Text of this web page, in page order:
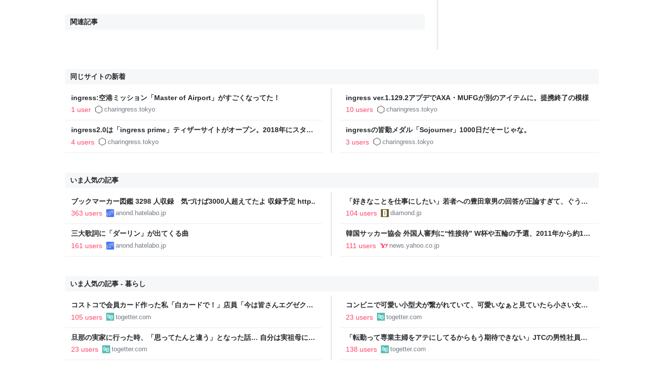
関連記事
同じサイトの新着
ingress:空港ミッション「Master of Airport」がすごくなってた！
1 user
charingress.tokyo
ingress ver.1.129.2アプデでAXA・MUFGが別のアイテムに。提携終了の模様
10 users
charingress.tokyo
ingress2.0は「ingress prime」ティザーサイトがオープン。2018年にスター
トか
4 users charingress.tokyo
ingressの皆勤メダル「Sojourner」1000日だそーじゃな。
3 users
charingress.tokyo
いま人気の記事
ブックマーカー図鑑 3298 人収録 気づけば3000人超えてたよ 収録予定 http..
363 users
anond.hatelabo.jp
「好きなことを仕事にしたい」若者への豊田章男の回答が正論すぎて、ぐうの
音も出なかった
104 users diamond.jp
三大歌詞に「ダーリン」が出てくる曲
161 users
anond.hatelabo.jp
韓国サッカー協会 外国人審判に“性接待” W杯や五輪の予選、2011年から約1年
間で10人余に対し JNN報告書入手（TBS NEWS DIG Powered by JNN） -
111 users news.yahoo.co.jp
いま人気の記事 - 暮らし
コストコで会員カード作った私「白カードで！」店員「今は皆さんエグゼクテ
ィブカードしか作りませんけど？」→コストコのカード勧誘はやたら圧が強い
105 users togetter.com
コンビニで可愛い小型犬が繋がれていて、可愛いなぁと見ていたら小さい女の
子連れの母親がやってきて、子供が「可愛い！欲しい！」と言うと「連れて帰
23 users togetter.com
旦那の実家に行った時、「思ってたんと違う」となった話… 自分は実祖母に
「嫁いだらお客様じゃないから。恥じぬようしっかり働け」と言われていたの
で、嫁ぎ先で嫌われたら終わりと思い、張り切っていた
23 users togetter.com
「転勤って専業主婦をアテにしてるからもう期待できない」JTCの男性社員が
転勤を命じられるも「妻は3倍稼いでるので、それなら辞める」と言ったら、転
勤がなくなった
138 users togetter.com